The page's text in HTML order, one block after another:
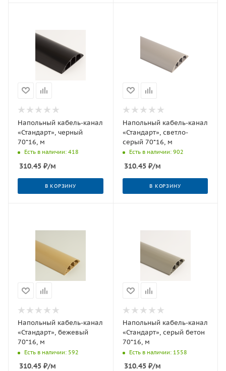
Напольный кабель-канал
«Стандарт», черный
70*16, м
Есть в наличии: 418
310.45 ₽/м
В КОРЗИНУ
Напольный кабель-канал
«Стандарт», светло-
серый 70*16, м
Есть в наличии: 902
310.45₽/м
В КОРЗИНУ
Напольный кабель-канал
«Стандарт», бежевый
70*16, м
Есть в наличии: 592
310.45 ₽/м
Напольный кабель-канал
«Стандарт», серый бетон
70*16, м
Есть в наличии: 1558
310.45₽/м